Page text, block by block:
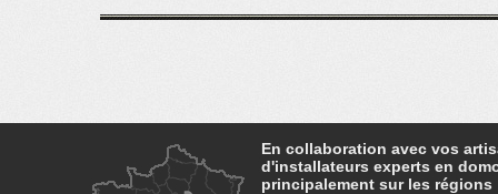
En collaboration avec vos
d'installateurs experts en
principalement sur les régions